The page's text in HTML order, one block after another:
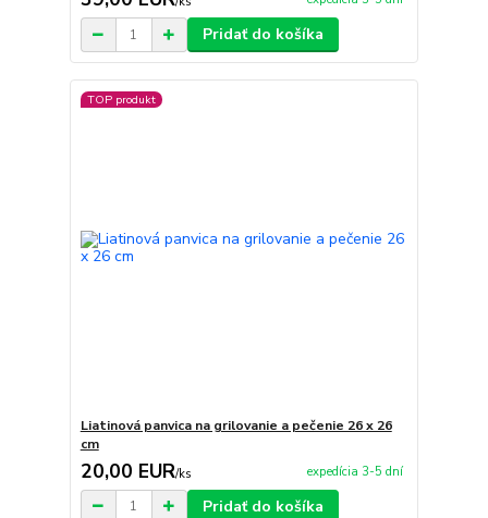
Pridať do košíka
TOP produkt
Liatinová panvica na grilovanie a pečenie 26 x 26
cm
20,00 EUR/ks expedícia 3-5 dní
Pridať do košíka